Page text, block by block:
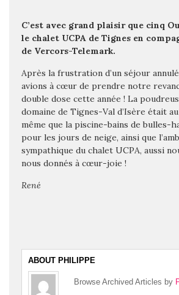
C’est avec grand plaisir que cinq
le chalet UCPA de Tignes en
de Vercors-Telemark.
Après la frustration d’un séjour annulé
avions à cœur de prendre notre
double dose cette année ! La
domaine de Tignes-Val d’Isère était
même que la piscine-bains de bulles-
pour les jours de neige, ainsi que
sympathique du chalet UCPA, aussi
nous donnés à cœur-joie !
René
ABOUT PHILIPPE
Browse Archived Articles by